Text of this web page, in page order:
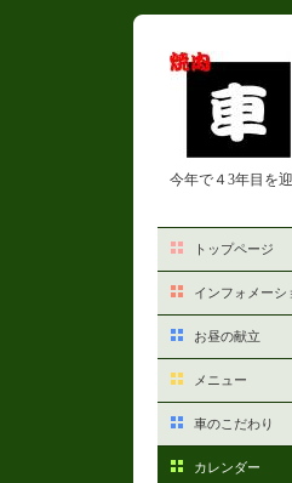
今年で４3年目を
トップページ
インフォメーシ
お昼の献立
メニュー
車のこだわり
カレンダー